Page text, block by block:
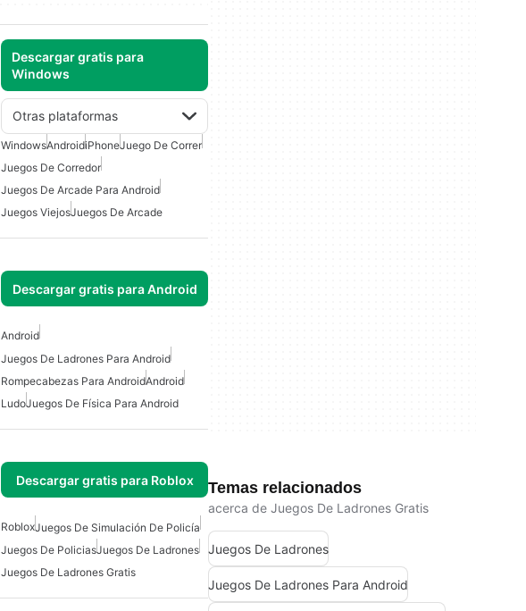
Descargar gratis para
Windows
Otras plataformas
WindowsAndroidiPhoneJuego De Correr
Juegos De Corredor
Juegos De Arcade Para Android
Juegos ViejosJuegos De Arcade
Descargar gratis para Android
Android
Juegos De Ladrones Para Android
Rompecabezas Para AndroidAndroid
LudoJuegos De Física Para Android
Descargar gratis para Roblox
RobloxJuegos De Simulación De Policía
Juegos De PoliciasJuegos De Ladrones
Juegos De Ladrones Gratis
Temas relacionados
acerca de Juegos De Ladrones Gratis
Juegos De Ladrones
Juegos De Ladrones Para Android